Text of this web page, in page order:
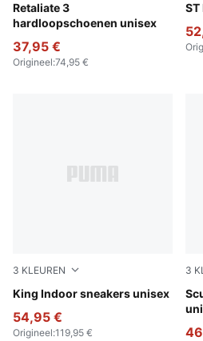
Retaliate 3
hardloopschoenen unisex
For All Time Red-PUMA Black
37,95 €
Origineel:74,95 €
ST
3 KLEUREN
King Indoor sneakers unisex
PUMA Black-Warm White
54,95 €
Origineel:119,95 €
3